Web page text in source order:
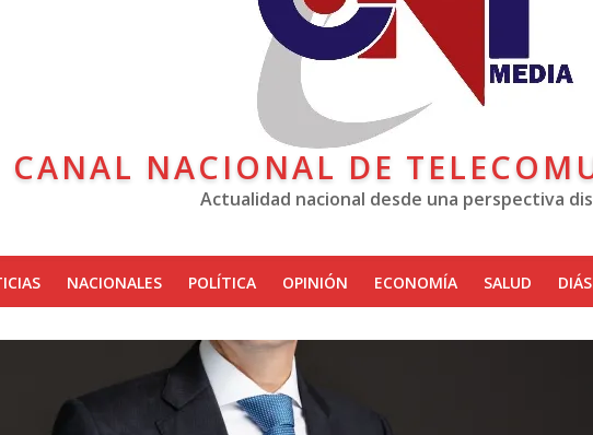
CANAL NACIONAL DE
Actualidad nacional desde una perspectiva
NACIONALES POLÍTICA OPINIÓN ECONOMÍA SALUD